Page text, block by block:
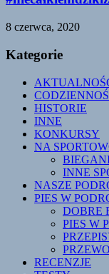
8 czerwca, 2020
Kategorie
HISTORIE
INNE
KONKURSY
NA
INNE
NASZE
PIES W
DOBRE
PIES W
RECENZJE